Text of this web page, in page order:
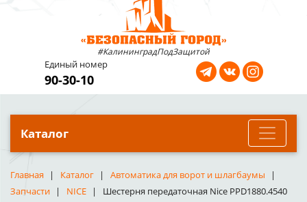
#КалининградПодЗащитой
Единый номер
90-30-10
Каталог
Главная Каталог
Автоматика для ворот и шлагбаумы
Запчасти
NICE Шестерня передаточная Nice PPD1880.4540